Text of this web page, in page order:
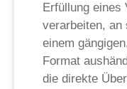
Erfüllung eines
verarbeiten, an
einem
Format
die direkte